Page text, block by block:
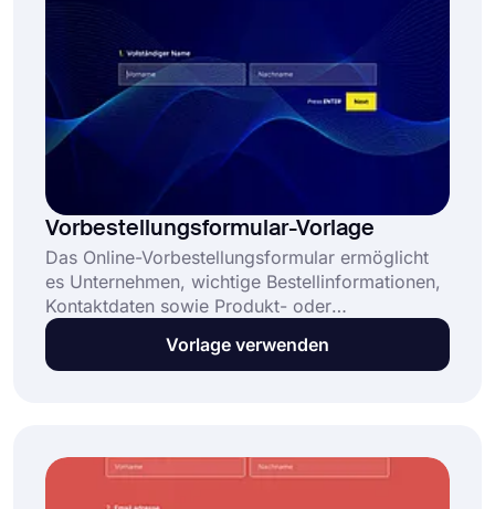
Vorbestellungsformular-Vorlage
Das Online-Vorbestellungsformular ermöglicht
es Unternehmen, wichtige Bestellinformationen,
Kontaktdaten sowie Produkt- oder
Dienstleistungspräferenzen zu erfassen, bevor
diese verfügbar sind. Es unterstützt auch das
Vorlage verwenden